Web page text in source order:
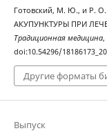
Готовский, М. Ю., и Р.
АКУПУНКТУРЫ ПРИ
Традиционная медицина,
doi:10.54296/
Другие форматы
Выпуск